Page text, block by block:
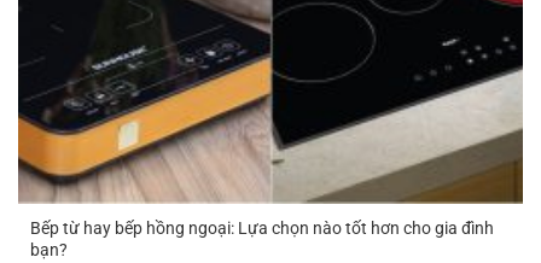
Bếp từ hay bếp hồng ngoại: Lựa chọn nào tốt hơn cho gia đình
bạn?